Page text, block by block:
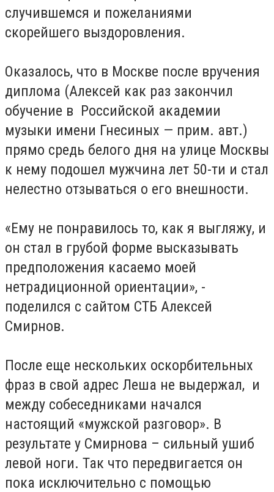
случившемся и пожеланиями
скорейшего выздоровления.
Оказалось, что в Москве после вручения
диплома (Алексей как раз закончил
обучение в Российской академии
музыки имени Гнесиных — прим. авт.)
прямо средь белого дня на улице Москвы
к нему подошел мужчина лет 50-ти и стал
нелестно отзываться о его внешности.
«Ему не понравилось то, как я выгляжу, и
он стал в грубой форме высказывать
предположения касаемо моей
нетрадиционной ориентации», -
поделился с сайтом СТБ Алексей
Смирнов.
После еще нескольких оскорбительных
фраз в свой адрес Леша не выдержал, и
между собеседниками начался
настоящий «мужской разговор». В
результате у Смирнова – сильный ушиб
левой ноги. Так что передвигается он
пока исключительно с помощью